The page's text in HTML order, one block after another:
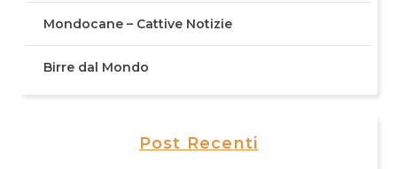
Mondocane – Cattive Notizie
Birre dal Mondo
Post Recenti